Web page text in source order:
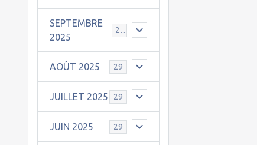
SEPTEMBRE
2025
25
AOÛT 2025 29
JUILLET 2025 29
JUIN 2025 29